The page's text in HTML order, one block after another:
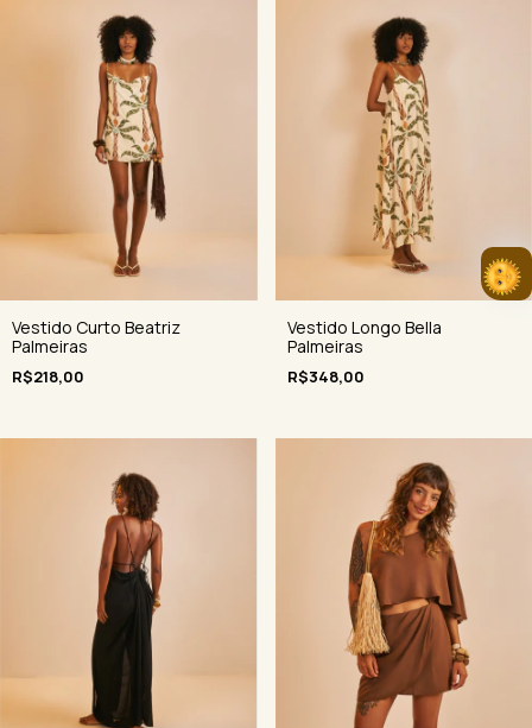
Vestido Curto Beatriz
Palmeiras
R$218,00
Vestido Longo Bella
Palmeiras
R$348,00